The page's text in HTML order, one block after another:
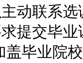
动联系
提交毕
盖毕业院